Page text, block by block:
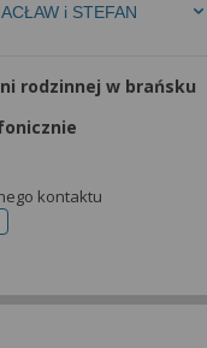
i STEFAN
rodzinnej w brańsku
kontaktu
rejestracji